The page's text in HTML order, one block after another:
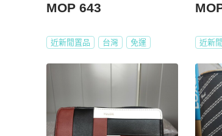
MOP 643
近新閒置品 台灣 免運 近新